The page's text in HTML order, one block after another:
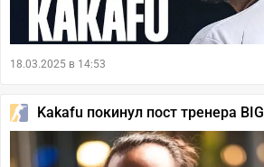
18.03.2025 в 14:53
Kakafu покинул пост тренера BIG